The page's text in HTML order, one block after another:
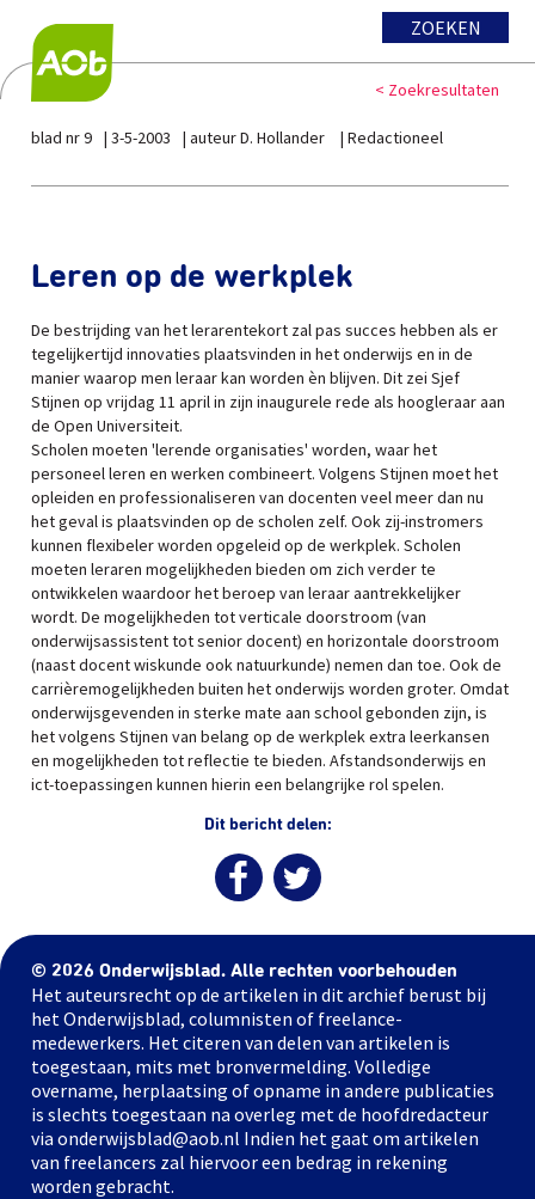
ZOEKEN
< Zoekresultaten
blad nr 9 3-5-2003 auteur D. Hollander Redactioneel
Leren op de werkplek
De bestrijding van het lerarentekort zal pas succes hebben als er
tegelijkertijd innovaties plaatsvinden in het onderwijs en in de
manier waarop men leraar kan worden èn blijven. Dit zei Sjef
Stijnen op vrijdag 11 april in zijn inaugurele rede als hoogleraar aan
de Open Universiteit.
Scholen moeten 'lerende organisaties' worden, waar het
personeel leren en werken combineert. Volgens Stijnen moet het
opleiden en professionaliseren van docenten veel meer dan nu
het geval is plaatsvinden op de scholen zelf. Ook zij-instromers
kunnen flexibeler worden opgeleid op de werkplek. Scholen
moeten leraren mogelijkheden bieden om zich verder te
ontwikkelen waardoor het beroep van leraar aantrekkelijker
wordt. De mogelijkheden tot verticale doorstroom (van
onderwijsassistent tot senior docent) en horizontale doorstroom
(naast docent wiskunde ook natuurkunde) nemen dan toe. Ook de
carrièremogelijkheden buiten het onderwijs worden groter. Omdat
onderwijsgevenden in sterke mate aan school gebonden zijn, is
het volgens Stijnen van belang op de werkplek extra leerkansen
en mogelijkheden tot reflectie te bieden. Afstandsonderwijs en
ict-toepassingen kunnen hierin een belangrijke rol spelen.
Dit bericht delen:
© 2026 Onderwijsblad. Alle rechten voorbehouden
Het auteursrecht op de artikelen in dit archief berust bij
het Onderwijsblad, columnisten of freelance-
medewerkers. Het citeren van delen van artikelen is
toegestaan, mits met bronvermelding. Volledige
overname, herplaatsing of opname in andere publicaties
is slechts toegestaan na overleg met de hoofdredacteur
via onderwijsblad@aob.nl Indien het gaat om artikelen
van freelancers zal hiervoor een bedrag in rekening
worden gebracht.